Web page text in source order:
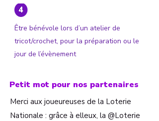
Être bénévole lors d’un atelier de
tricot/crochet, pour la préparation ou le
jour de l’évènement
Petit mot pour nos partenaires
Merci aux joueureuses de la Loterie
Nationale : grâce à elleux, la @Loterie